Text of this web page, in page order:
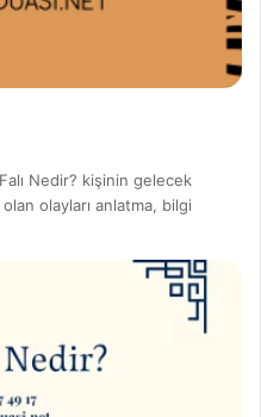
Falı Nedir? kişinin gelecek
olayları anlatma, bilgi